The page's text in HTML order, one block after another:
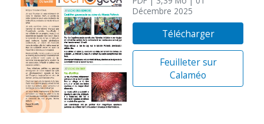
Décembre 2025
Télécharger
Feuilleter sur
Calaméo